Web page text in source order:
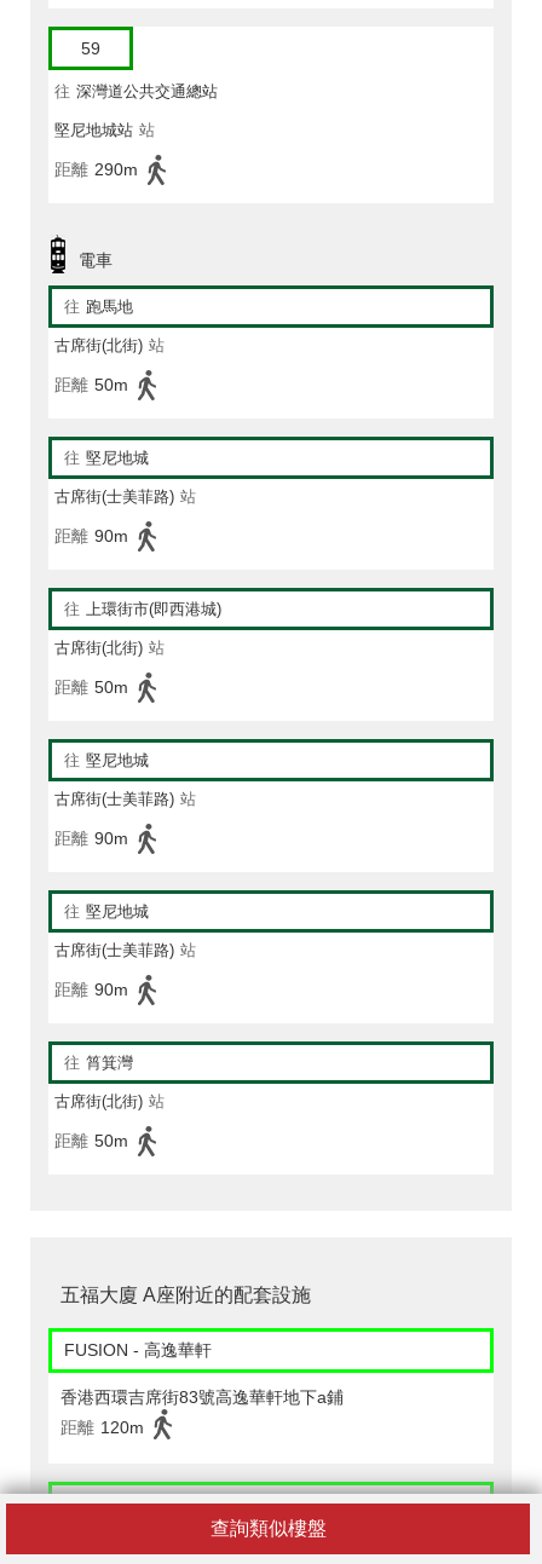
查詢類似樓盤
59
往 深灣道公共交通總站
堅尼地城站 站
距離 290m
電車
往 跑馬地
古席街(北街) 站
距離 50m
往 堅尼地城
古席街(士美菲路) 站
距離 90m
往 上環街市(即西港城)
古席街(北街) 站
距離 50m
往 堅尼地城
古席街(士美菲路) 站
距離 90m
往 堅尼地城
古席街(士美菲路) 站
距離 90m
往 筲箕灣
古席街(北街) 站
距離 50m
五福大廈 A座附近的配套設施
FUSION - 高逸華軒
香港西環吉席街83號高逸華軒地下a鋪
距離 120m
PARKNSHOPSUPERSTORE - 卑路乍街
香港堅尼地城卑路乍街17-35號 及堅尼地城海旁36-38號